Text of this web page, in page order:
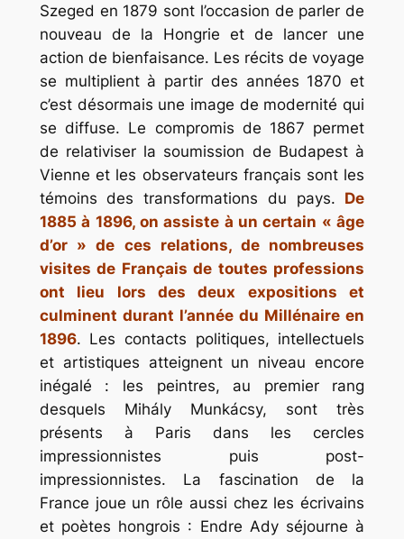
Szeged en 1879 sont l’occasion de parler de
nouveau de la Hongrie et de lancer une
action de bienfaisance. Les récits de voyage
se multiplient à partir des années 1870 et
c’est désormais une image de modernité qui
se diffuse. Le compromis de 1867 permet
de relativiser la soumission de Budapest à
Vienne et les observateurs français sont les
témoins des transformations du pays. De
1885 à 1896, on assiste à un certain « âge
d’or » de ces relations, de nombreuses
visites de Français de toutes professions
ont lieu lors des deux expositions et
culminent durant l’année du Millénaire en
1896. Les contacts politiques, intellectuels
et artistiques atteignent un niveau encore
inégalé : les peintres, au premier rang
desquels Mihály Munkácsy, sont très
présents à Paris dans les cercles
impressionnistes puis post-
impressionnistes. La fascination de la
France joue un rôle aussi chez les écrivains
et poètes hongrois : Endre Ady séjourne à